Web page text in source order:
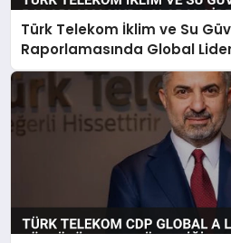
SPOR
TEKNOLOJI
Türk Telekom İklim ve Su
Raporlamasında Global